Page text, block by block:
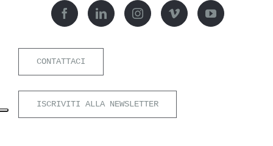
CONTATTACI
ISCRIVITI ALLA NEWSLETTER